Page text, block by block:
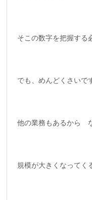
そこの数字を把握する
でも、めんどくさいで
他の業務もあるから
規模が大きくなってく